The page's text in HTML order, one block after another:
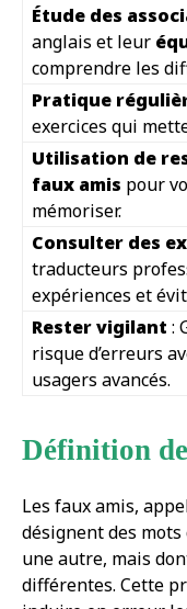
Étude des
anglais et leur
comprendre les
Pratique
exercices qui
Utilisation de
faux amis pour
mémoriser.
Consulter des
traducteurs
expériences et
Rester vigilant :
risque d’erreurs
usagers avancés.
Définition
Les faux amis,
désignent des
une autre, mais
différentes. Cette